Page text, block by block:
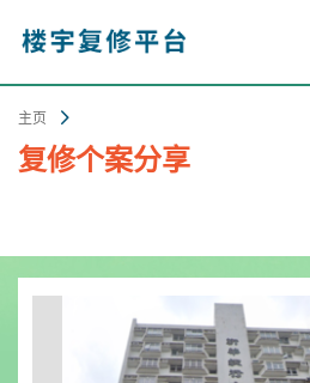
内
主页
复修个案分享